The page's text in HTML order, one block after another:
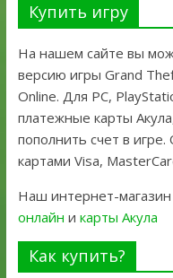
Купить игру
На нашем сайте вы
версию игры Grand
Online. Для PC,
платежные карты
пополнить счет в
картами Visa,
Наш интернет-
онлайн и карты Акула
Как купить?